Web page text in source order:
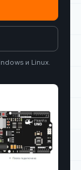
и Linux.